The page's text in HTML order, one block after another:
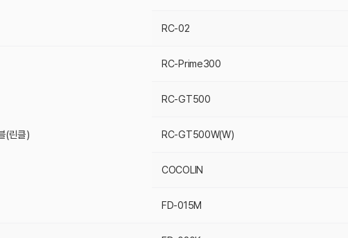
RC-02
(린클)
RC-Prime300
RC-GT500
RC-GT500W(W)
COCOLIN
FD-015M